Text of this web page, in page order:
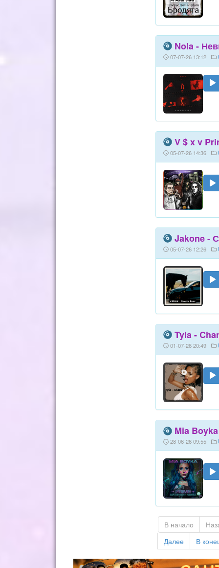
Nola -
07-07-26 13:12
V $ x v
05-07-26 14:36
Jakone -
05-07-26 12:26
Tyla -
01-07-26 20:49
Mia
28-06-26 09:55
В начало
Далее
В